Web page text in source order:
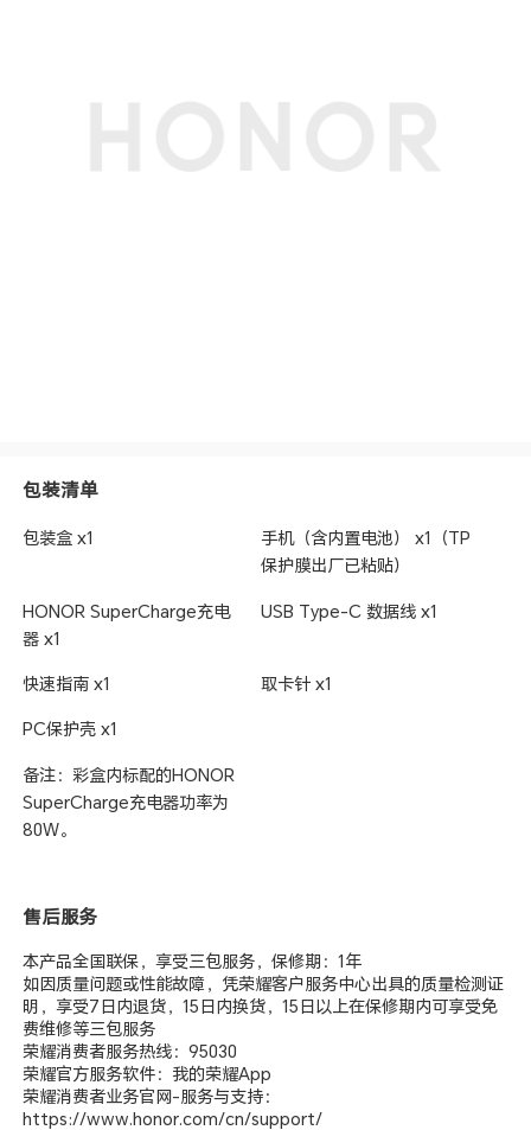
包装清单
包装盒 x1
手机（含内置电池） x1（TP
保护膜出厂已粘贴）
HONOR SuperCharge充电
器 x1
USB Type-C 数据线 x1
快速指南 x1 取卡针 x1
PC保护壳 x1
备注：彩盒内标配的HONOR
SuperCharge充电器功率为
80W。
售后服务
本产品全国联保，享受三包服务，保修期：1年
如因质量问题或性能故障，凭荣耀客户服务中心出具的质量检测证
明，享受7日内退货，15日内换货，15日以上在保修期内可享受免
费维修等三包服务
荣耀消费者服务热线：95030
荣耀官方服务软件：我的荣耀App
荣耀消费者业务官网-服务与支持：
https://www.honor.com/cn/support/